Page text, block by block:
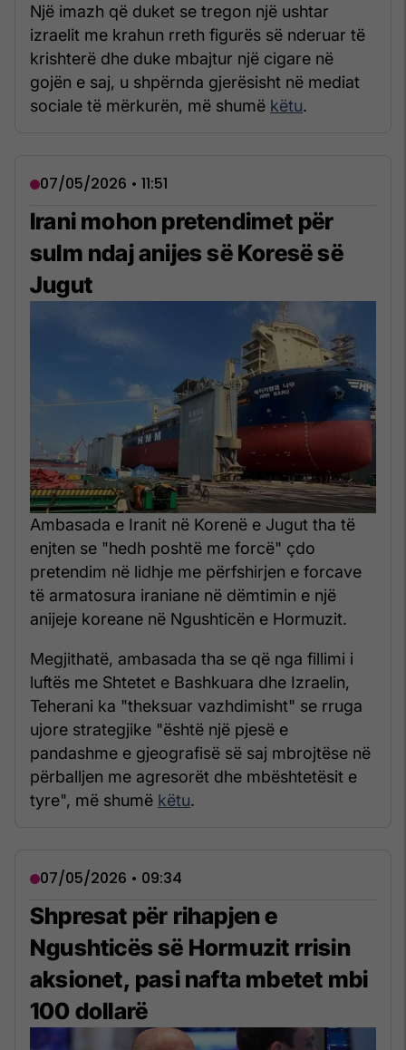
Një imazh që duket se tregon një ushtar
izraelit me krahun rreth figurës së nderuar të
krishterë dhe duke mbajtur një cigare në
gojën e saj, u shpërnda gjerësisht në mediat
sociale të mërkurën, më shumë këtu.
07/05/2026 • 11:51
Irani mohon pretendimet për
sulm ndaj anijes së Koresë së
Jugut
Ambasada e Iranit në Korenë e Jugut tha të
enjten se "hedh poshtë me forcë" çdo
pretendim në lidhje me përfshirjen e forcave
të armatosura iraniane në dëmtimin e një
anijeje koreane në Ngushticën e Hormuzit.
Megjithatë, ambasada tha se që nga fillimi i
luftës me Shtetet e Bashkuara dhe Izraelin,
Teherani ka "theksuar vazhdimisht" se rruga
ujore strategjike "është një pjesë e
pandashme e gjeografisë së saj mbrojtëse në
përballjen me agresorët dhe mbështetësit e
tyre", më shumë këtu.
07/05/2026 • 09:34
Shpresat për rihapjen e
Ngushticës së Hormuzit rrisin
aksionet, pasi nafta mbetet mbi
100 dollarë